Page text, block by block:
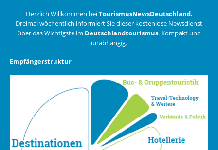
Herzlich Willkommen beiTourismusNewsDeutschland.
Dreimal wöchentlich informiert Sie dieser kostenlose Newsdienst
über das Wichtigste im Deutschlandtourismus. Kompakt und
unabhängig.
Empfängerstruktur